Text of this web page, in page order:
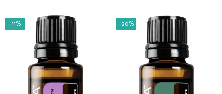
-11% -20%